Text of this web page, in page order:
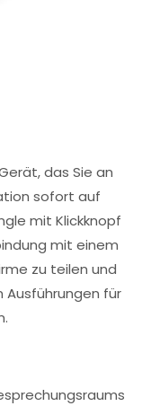
das Sie an
sofort auf
mit Klickknopf
mit einem
zu teilen und
Ausführungen für